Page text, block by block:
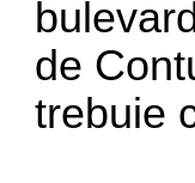
de
trebuie